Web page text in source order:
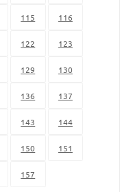
115 116
122 123
129 130
136 137
143 144
150 151
157